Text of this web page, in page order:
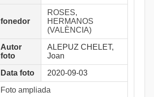
fonedor
ROSES,
HERMANOS
(VALÈNCIA)
Autor
foto
ALEPUZ CHELET,
Joan
Data foto 2020-09-03
Foto ampliada